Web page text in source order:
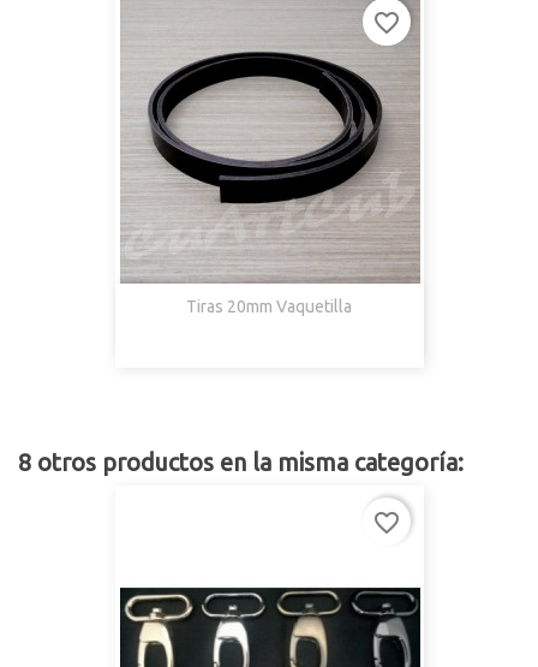
Tiras 20mm Vaquetilla
favorite_border
8 otros productos en la misma categoría:
favorite_border